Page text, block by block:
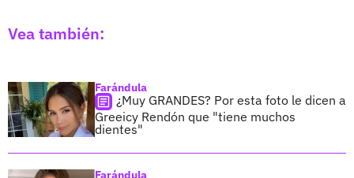
Vea también:
Farándula
¿Muy GRANDES? Por esta foto le dicen a
Greeicy Rendón que "tiene muchos
dientes"
Farándula